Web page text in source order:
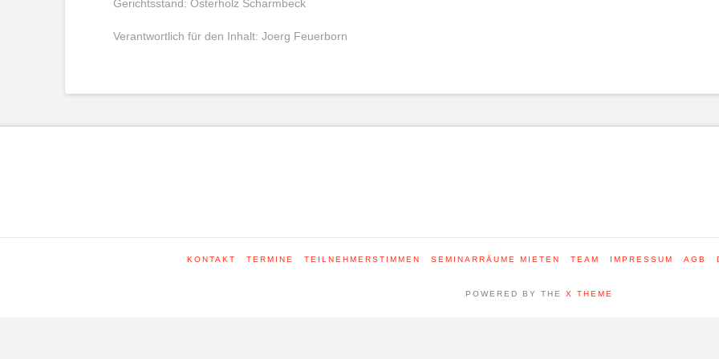
Gerichtsstand: Osterholz Scharmbeck
Verantwortlich für den Inhalt: Joerg Feuerborn
KONTAKT TERMINE TEILNEHMERSTIMMEN SEMINARRÄUME MIETEN TEAM IMPRESSUM AGB
POWERED BY THE X THEME